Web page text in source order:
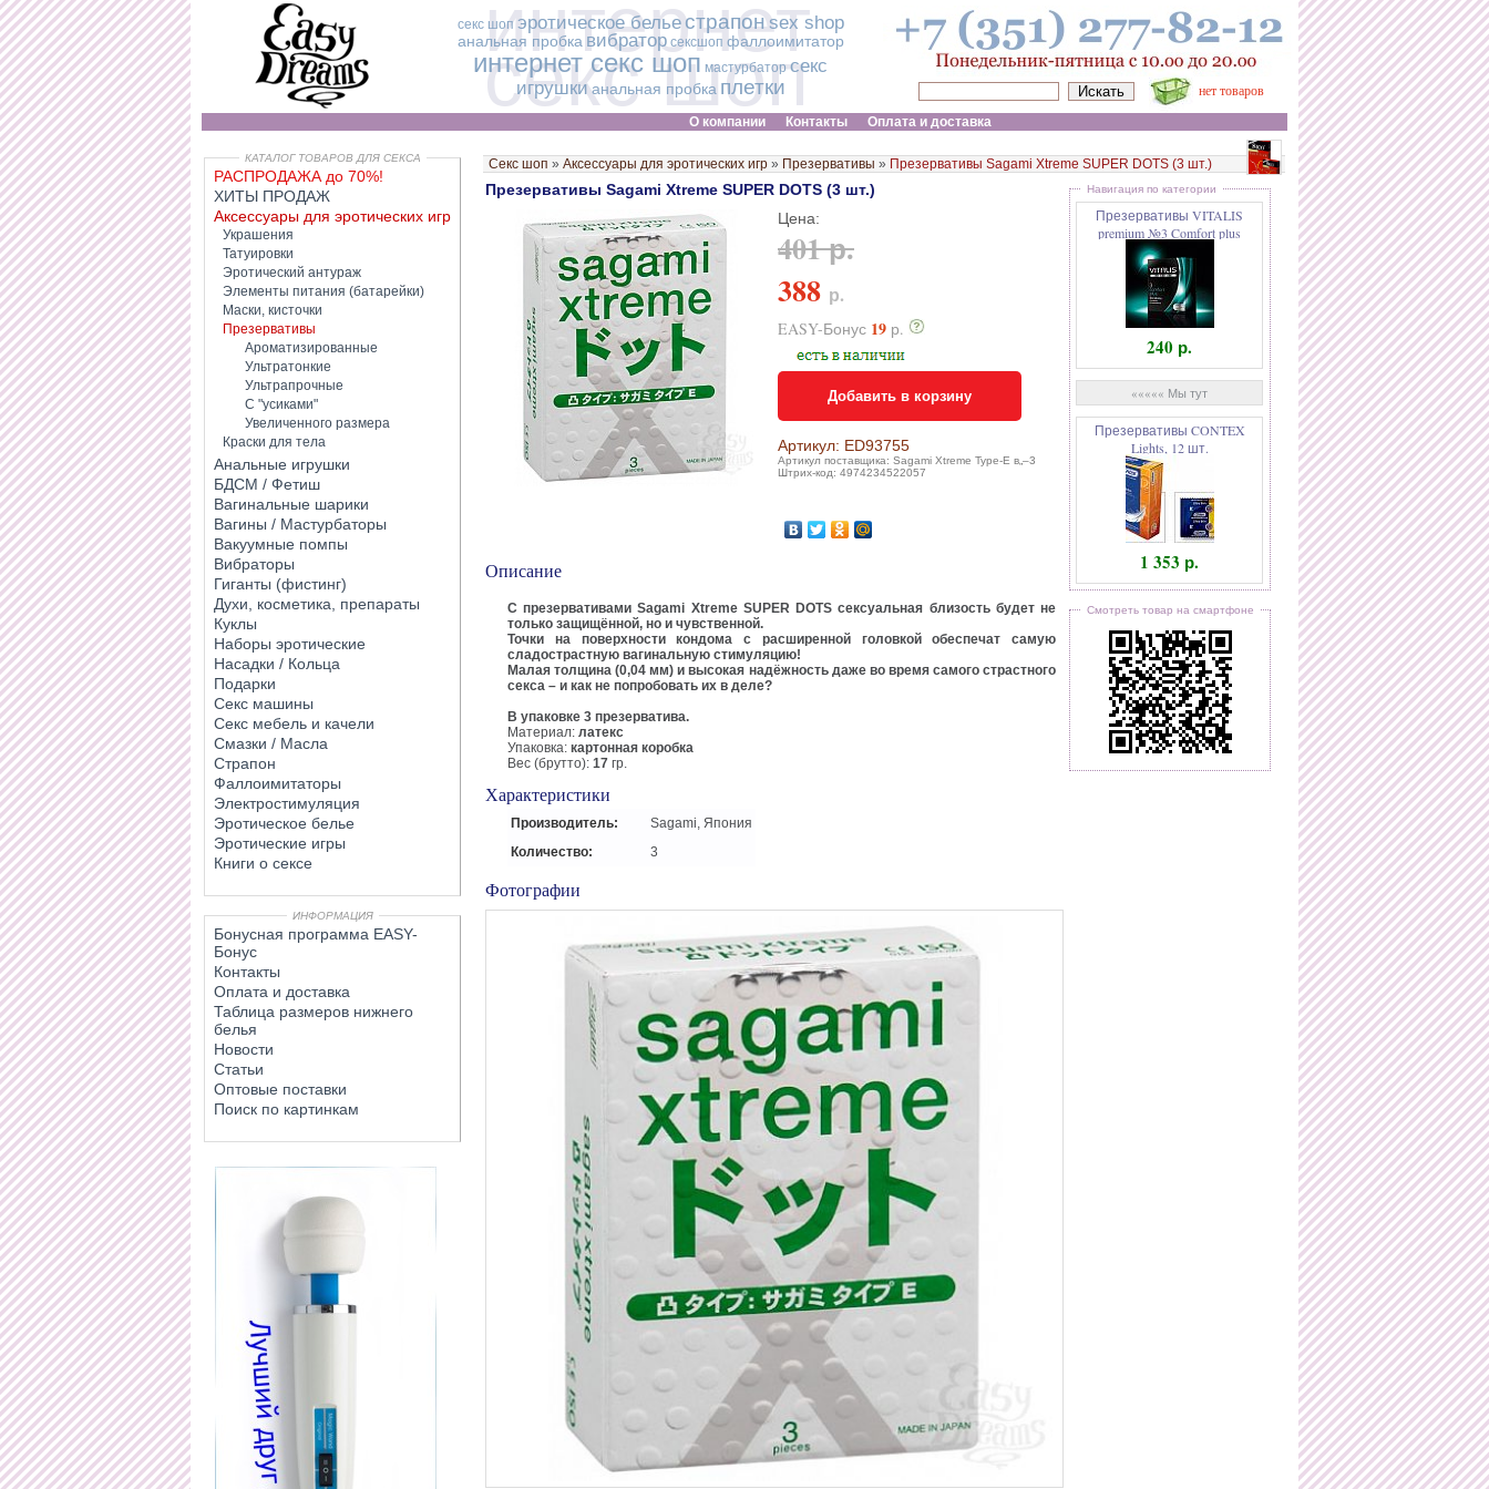
интернет
секс шоп
секс шоп эротическое бельестрапон sex shop
анальная пробка вибратор сексшоп фаллоимитатор
интернет секс шоп мастурбатор секс
игрушки анальная пробка плетки
нет товаров
О компании
Контакты Оплата и доставка
КАТАЛОГ ТОВАРОВ ДЛЯ СЕКСА
РАСПРОДАЖА до 70%!
ХИТЫ ПРОДАЖ
Аксессуары для эротических игр
Украшения
Татуировки
Эротический антураж
Элементы питания (батарейки)
Маски, кисточки
Презервативы
Ароматизированные
Ультратонкие
Ультрапрочные
С "усиками"
Увеличенного размера
Краски для тела
Анальные игрушки
БДСМ / Фетиш
Вагинальные шарики
Вагины / Мастурбаторы
Вакуумные помпы
Вибраторы
Гиганты (фистинг)
Духи, косметика, препараты
Куклы
Наборы эротические
Насадки / Кольца
Подарки
Секс машины
Секс мебель и качели
Смазки / Масла
Страпон
Фаллоимитаторы
Электростимуляция
Эротическое белье
Эротические игры
Книги о сексе
ИНФОРМАЦИЯ
Бонусная программа EASY-
Бонус
Контакты
Оплата и доставка
Таблица размеров нижнего
белья
Новости
Статьи
Оптовые поставки
Поиск по картинкам
Секс шоп » Аксессуары для эротических игр » Презервативы » Презервативы Sagami Xtreme SUPER DOTS (3 шт.)
Презервативы Sagami Xtreme SUPER DOTS (3 шт.)
Цена:
401 р.
388 р.
EASY-Бонус 19 р.
Добавить в корзину
Артикул: ED93755
Артикул поставщика: Sagami Xtreme Type-E в„–3
Штрих-код: 4974234522057
Описание
С презервативами Sagami Xtreme SUPER DOTS сексуальная близость будет не
только защищённой, но и чувственной.
Точки на поверхности кондома с расширенной головкой обеспечат самую
сладострастную вагинальную стимуляцию!
Малая толщина (0,04 мм) и высокая надёжность даже во время самого страстного
секса – и как не попробовать их в деле?
В упаковке 3 презерватива.
Материал: латекс
Упаковка: картонная коробка
Вес (брутто): 17 гр.
Характеристики
Производитель:
Sagami, Япония
Количество:
3
Фотографии
Навигация по категории
Презервативы VITALIS
premium №3 Comfort plus
3248VP
240 р.
««««« Мы тут
Презервативы CONTEX
Lights, 12 шт.
1 353 р.
Смотреть товар на смартфоне